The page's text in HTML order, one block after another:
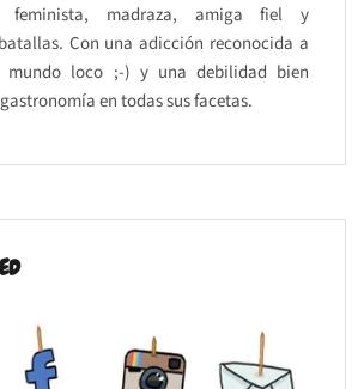
feminista, madraza, amiga fiel y
Con una adicción reconocida a
mundo loco ;-) y una debilidad bien
en todas sus facetas.